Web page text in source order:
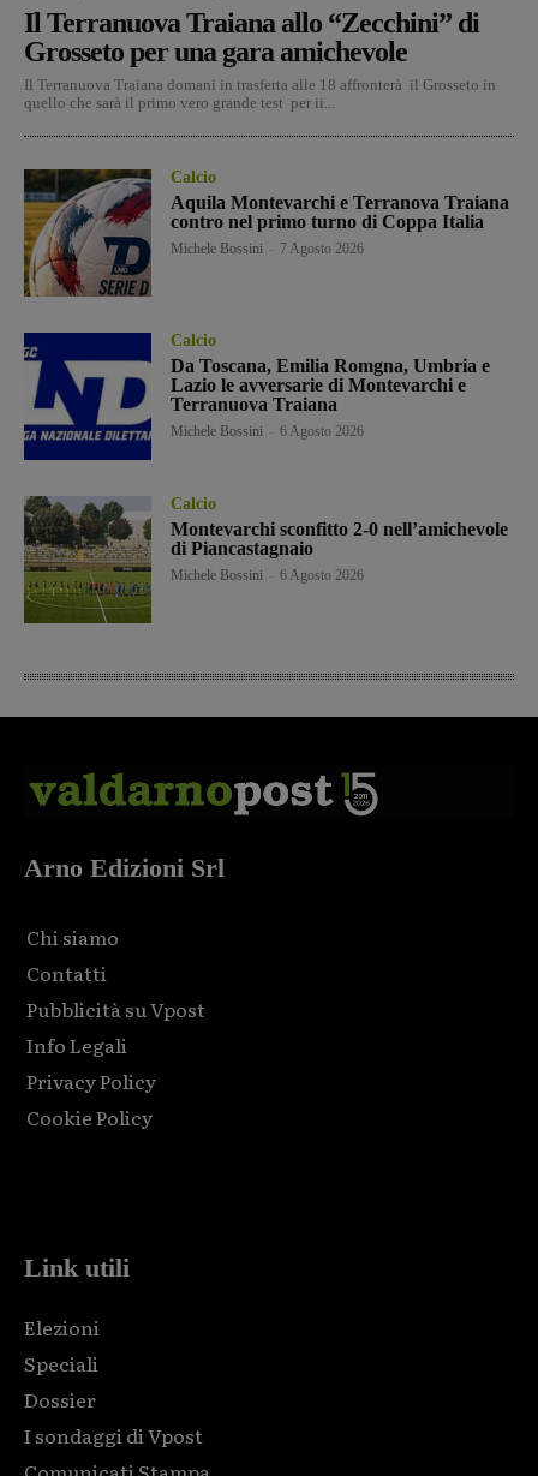
Il Terranuova Traiana allo “Zecchini” di
Grosseto per una gara amichevole
Il Terranuova Traiana domani in trasferta alle 18 affronterà il Grosseto in
quello che sarà il primo vero grande test per ii...
Calcio
Aquila Montevarchi e Terranova Traiana
contro nel primo turno di Coppa Italia
Michele Bossini 7 Agosto 2026
Calcio
Da Toscana, Emilia Romgna, Umbria e
Lazio le avversarie di Montevarchi e
Terranuova Traiana
Michele Bossini 6 Agosto 2026
Calcio
Montevarchi sconfitto 2-0 nell’amichevole
di Piancastagnaio
Michele Bossini 6 Agosto 2026
Arno Edizioni Srl
Chi siamo
Contatti
Pubblicità su Vpost
Info Legali
Privacy Policy
Cookie Policy
Link utili
Elezioni
Speciali
Dossier
I sondaggi di Vpost